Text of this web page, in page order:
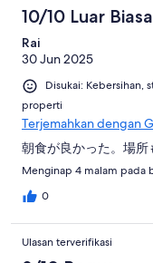
10/10 Luar Biasa
Rai
30 Jun 2025
Disukai: Kebersihan,
properti
Terjemahkan dengan
朝食が良かった。場所
Menginap 4 malam pada
0
Ulasan terverifikasi